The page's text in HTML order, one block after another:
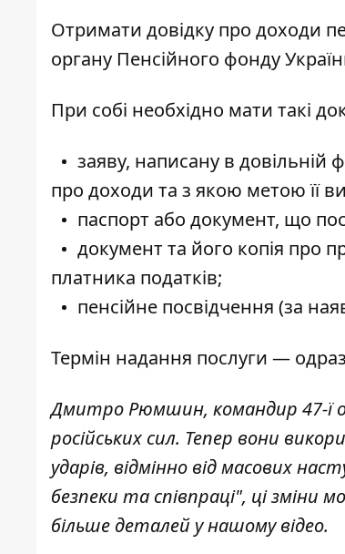
Отримати довідку про доходи
органу Пенсійного фонду
При собі необхідно мати такі
заяву, написану в довільній
про доходи та з якою метою її
паспорт або документ, що
документ та його копія про
платника податків;
пенсійне посвідчення (за
Термін надання послуги —
Дмитро Рюмшин, командир 47-ї
російських сил. Тепер вони
ударів, відмінно від масових
безпеки та співпраці", ці
більше деталей у нашому відео.